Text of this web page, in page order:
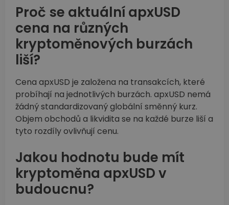
Proč se aktuální apxUSD
cena na různých
kryptoměnových burzách
liší?
Cena apxUSD je založena na transakcích, které
probíhají na jednotlivých burzách. apxUSD nemá
žádný standardizovaný globální směnný kurz.
Objem obchodů a likvidita se na každé burze liší a
tyto rozdíly ovlivňují cenu.
Jakou hodnotu bude mít
kryptoměna apxUSD v
budoucnu?